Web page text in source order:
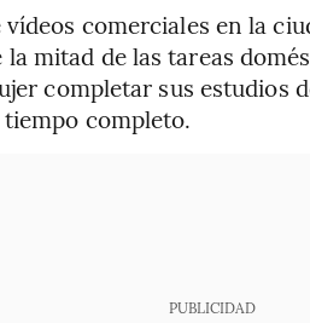
comerciales en la
mitad de las tareas
completar sus estudios
completo.
PUBLICIDAD